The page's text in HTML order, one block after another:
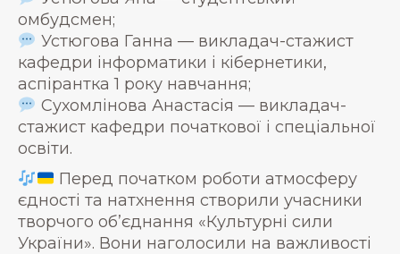
омбудсмен;
Устюгова Ганна — викладач-стажист
кафедри інформатики і кібернетики,
аспірантка 1 року навчання;
Сухомлінова Анастасія — викладач-
стажист кафедри початкової і спеціальної
освіти.
Перед початком роботи атмосферу
єдності та натхнення створили учасники
творчого об’єднання «Культурні сили
України». Вони наголосили на важливості